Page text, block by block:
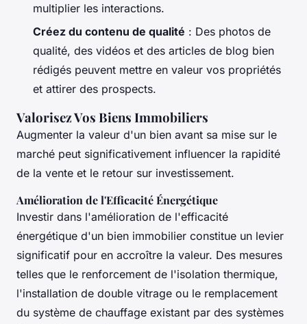
multiplier les interactions.
Créez du contenu de qualité : Des photos de
qualité, des vidéos et des articles de blog bien
rédigés peuvent mettre en valeur vos propriétés
et attirer des prospects.
Valorisez Vos Biens Immobiliers
Augmenter la valeur d'un bien avant sa mise sur le
marché peut significativement influencer la rapidité
de la vente et le retour sur investissement.
Amélioration de l'Efficacité Énergétique
Investir dans l'amélioration de l'efficacité
énergétique d'un bien immobilier constitue un levier
significatif pour en accroître la valeur. Des mesures
telles que le renforcement de l'isolation thermique,
l'installation de double vitrage ou le remplacement
du système de chauffage existant par des systèmes